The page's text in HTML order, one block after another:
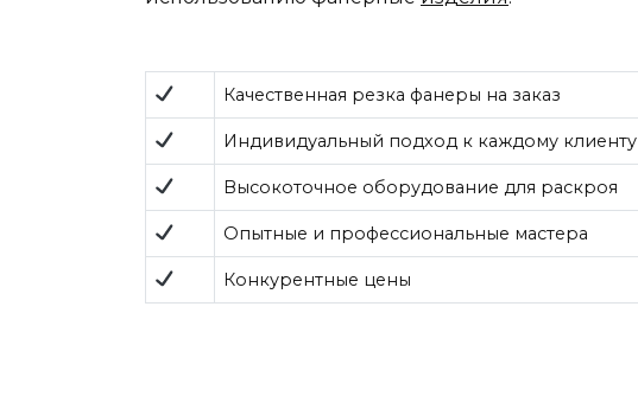
Качественная резка фанеры на заказ
Индивидуальный подход к каждому клиенту
Высокоточное оборудование для раскроя
Опытные и профессиональные мастера
Конкурентные цены